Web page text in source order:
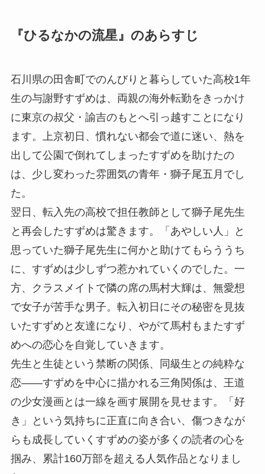
『ひるなかの流星』のあらすじ
石川県の田舎町でのんびりと暮らしていた高校1年
生の与謝野すずめは、両親の海外転勤をきっかけ
に東京の叔父・諭吉のもとへ引っ越すことになり
ます。上京初日、慣れない都会で道に迷い、熱を
出して公園で倒れてしまったすずめを助けたの
は、少し変わった雰囲気の青年・獅子尾五月でし
た。
翌日、転入先の高校で担任教師として獅子尾先生
と再会したすずめは驚きます。「あやしい人」と
思っていた獅子尾先生に何かと助けてもらううち
に、すずめは少しずつ惹かれていくのでした。一
方、クラスメイトで隣の席の馬村大輝は、無愛想
で女子が苦手な男子。転入初日にその秘密を見抜
いたすずめと友達になり、やがて馬村もまたすず
めへの恋心を自覚していきます。
先生と生徒という禁断の関係、同級生との純粋な
恋——すずめを中心に描かれる三角関係は、王道
の少女漫画とは一線を画す展開を見せます。「好
き」という気持ちに正直に向き合い、傷つきなが
らも成長していくすずめの姿が多くの読者の心を
掴み、累計160万部を超える人気作品となりまし